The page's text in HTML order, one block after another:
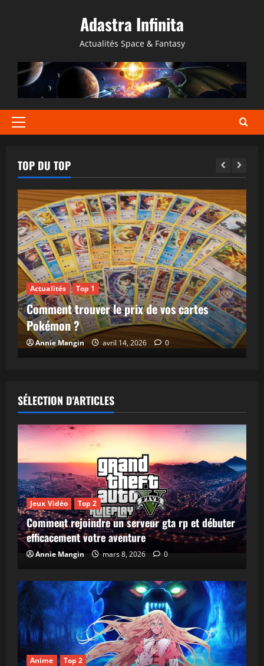
Adastra Infinita
Actualités Space & Fantasy
Menu
TOP DU TOP
le prix de vos cartes
avril 14, 2026 0
Jeux Vidéo Top 1
Guide
Retold :
commencer en
SÉLECTION D'ARTICLES
Jeux Vidéo Top 2
Comment rejoindre un serveur gta rp et débuter
efficacement votre aventure
Annie Mangin mars 8, 2026 0
Anime Top 2